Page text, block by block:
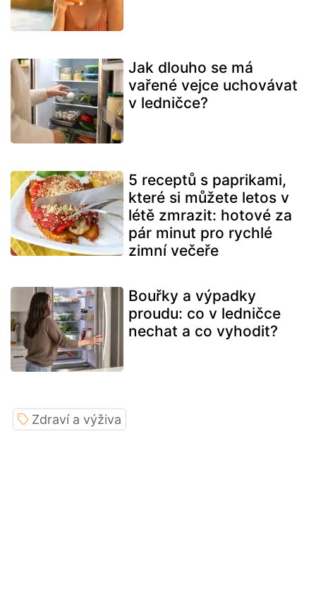
Jak dlouho se má
vařené vejce uchovávat
v ledničce?
5 receptů s paprikami,
které si můžete letos v
létě zmrazit: hotové za
pár minut pro rychlé
zimní večeře
Bouřky a výpadky
proudu: co v ledničce
nechat a co vyhodit?
Zdraví a výživa